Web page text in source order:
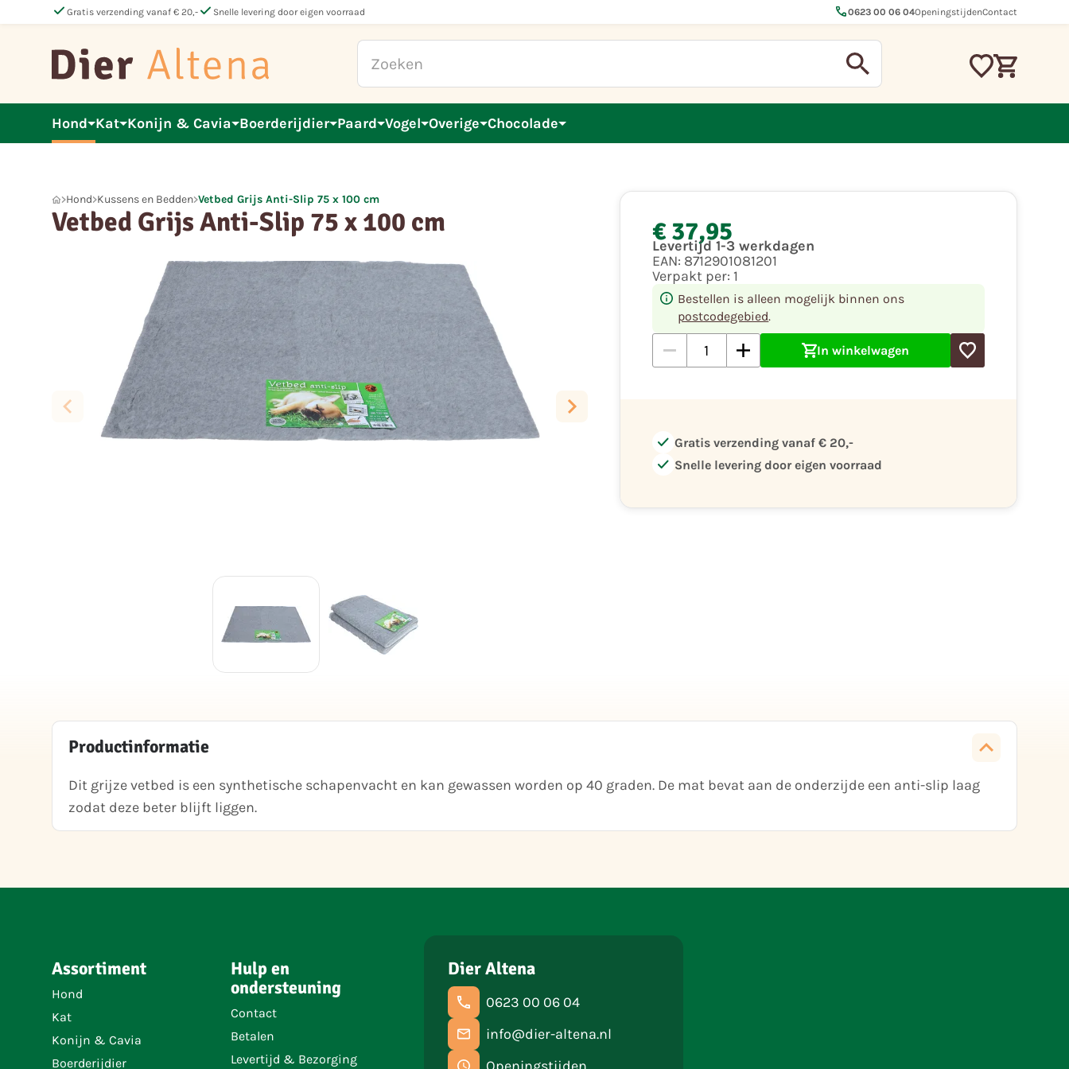
check Gratis verzending vanaf € 20,-check Snelle levering door eigen voorraad call0623 00 06 04OpeningstijdenContact
Hond Kat Konijn & Cavia Boerderijdier Paard Vogel Overige Chocolade
Hond Kussens en Bedden Vetbed Grijs Anti-Slip 75 x 100 cm
Vetbed Grijs Anti-Slip 75 x 100 cm € 37,95
Levertijd 1-3 werkdagen
EAN: 8712901081201
Verpakt per: 1
Bestellen is alleen mogelijk binnen ons
postcodegebied.
In winkelwagen
check Gratis verzending vanaf € 20,-
check Snelle levering door eigen voorraad
Productinformatie
Dit grijze vetbed is een synthetische schapenvacht en kan gewassen worden op 40 graden. De mat bevat aan de onderzijde een anti-slip laag
zodat deze beter blijft liggen.
Assortiment
Hond
Kat
Konijn & Cavia
Boerderijdier
Hulp en
ondersteuning
Contact
Betalen
Levertijd & Bezorging
Dier Altena
0623 00 06 04
info@dier-altena.nl
Openingstijden